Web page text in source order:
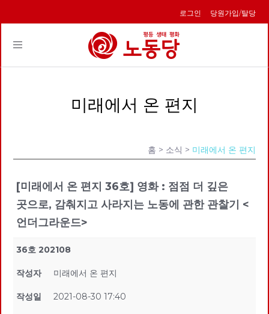
로그인 당원가입/탈당
Toggle
미래에서 온 편지
홈 > 소식 > 미래에서 온 편지
[미래에서 온 편지 36호] 영화 : 점점 더 깊은
곳으로, 감춰지고 사라지는 노동에 관한 관찰기 <
언더그라운드>
36호 202108
작성자 미래에서 온 편지
작성일 2021-08-30 17:40